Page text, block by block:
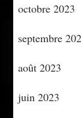
octobre 2023
septembre
août 2023
juin 2023